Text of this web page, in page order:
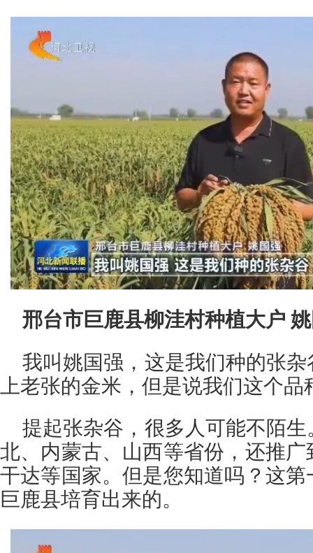
邢台市巨鹿县柳洼村种植大户
我叫姚国强，这是我们种的张
上老张的金米，但是说我们这个
提起张杂谷，很多人可能不陌
北、内蒙古、山西等省份，还推
干达等国家。但是您知道吗？这
巨鹿县培育出来的。